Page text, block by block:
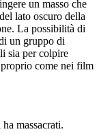
un masso che
lato oscuro della
La possibilità di
un gruppo di
sia per colpire
come nei film
massacrati.